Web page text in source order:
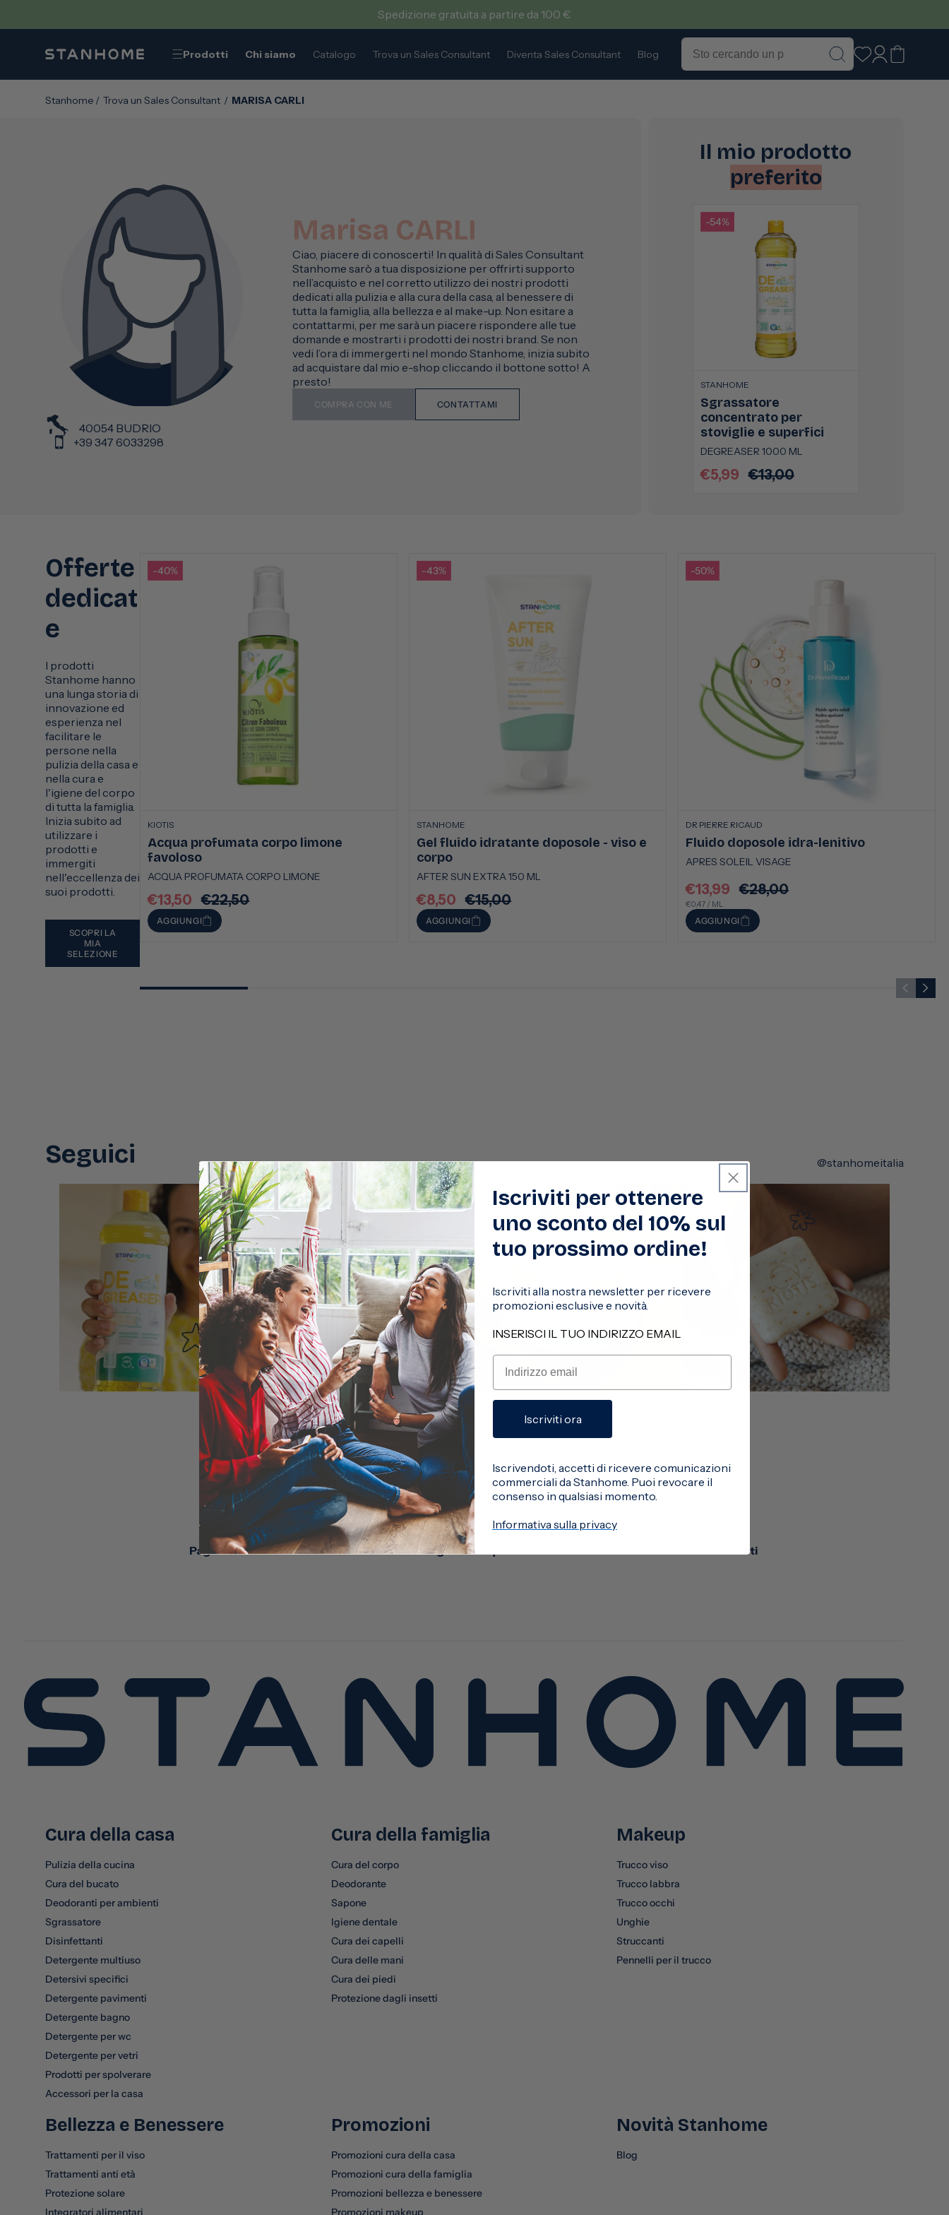
Spedizione gratuita a partire da 100 €
Prodotti Chi siamo Catalogo Trova un Sales Consultant Diventa Sales Consultant Blog Accedi
Carrello
Stanhome / Trova un Sales Consultant / MARISA CARLI
40054 BUDRIO
+39 347 6033298
Marisa CARLI
Ciao, piacere di conoscerti! In qualità di Sales Consultant
Stanhome sarò a tua disposizione per offrirti supporto
nell’acquisto e nel corretto utilizzo dei nostri prodotti
dedicati alla pulizia e alla cura della casa, al benessere di
tutta la famiglia, alla bellezza e al make-up. Non esitare a
contattarmi, per me sarà un piacere rispondere alle tue
domande e mostrarti i prodotti dei nostri brand. Se non
vedi l’ora di immergerti nel mondo Stanhome, inizia subito
ad acquistare dal mio e-shop cliccando il bottone sotto! A
presto!
COMPRA CON ME CONTATTAMI
Il mio prodotto
preferito
-54%
STANHOME
Sgrassatore
concentrato per
stoviglie e superfici
DEGREASER 1000 ML
Prezzo
€5,99
Prezzo
€13,00
Offerte
dedicat
e
I prodotti
Stanhome hanno
una lunga storia di
innovazione ed
esperienza nel
facilitare le
persone nella
pulizia della casa e
nella cura e
l'igiene del corpo
di tutta la famiglia.
Inizia subito ad
utilizzare i
prodotti e
immergiti
nell'eccellenza dei
suoi prodotti.
SCOPRI LA
MIA
SELEZIONE
-40%
KIOTIS
Acqua profumata corpo limone
favoloso
ACQUA PROFUMATA CORPO LIMONE
Prezzo
scontato
€13,50
Prezzo
di
listino
€22,50
AGGIUNGI
-43%
STANHOME
Gel fluido idratante doposole - viso e
corpo
AFTER SUN EXTRA 150 ML
Prezzo
scontato
€8,50
Prezzo
di
listino
€15,00
AGGIUNGI
-50%
DR PIERRE RICAUD
Fluido doposole idra-lenitivo
APRES SOLEIL VISAGE
Prezzo
scontato
€13,99
Prezzo
di
listino
€28,00
PREZZO
UNITARIO
€0,47 / PER
ML
AGGIUNGI
Seguici @stanhomeitalia
Pagamento sicuro Consegna ovunque in Italia Assistenza clienti
Cura della casa
Pulizia della cucina
Cura del bucato
Deodoranti per ambienti
Sgrassatore
Disinfettanti
Detergente multiuso
Detersivi specifici
Detergente pavimenti
Detergente bagno
Detergente per wc
Detergente per vetri
Prodotti per spolverare
Accessori per la casa
Cura della famiglia
Cura del corpo
Deodorante
Sapone
Igiene dentale
Cura dei capelli
Cura delle mani
Cura dei piedi
Protezione dagli insetti
Makeup
Trucco viso
Trucco labbra
Trucco occhi
Unghie
Struccanti
Pennelli per il trucco
Bellezza e Benessere
Trattamenti per il viso
Trattamenti anti età
Protezione solare
Integratori alimentari
Promozioni
Promozioni cura della casa
Promozioni cura della famiglia
Promozioni bellezza e benessere
Promozioni makeup
Novità Stanhome
Blog
Iscriviti per ottenere
uno sconto del 10% sul
tuo prossimo ordine!
Iscriviti alla nostra newsletter per ricevere
promozioni esclusive e novità.
INSERISCI IL TUO INDIRIZZO EMAIL
Iscriviti ora
Iscrivendoti, accetti di ricevere comunicazioni
commerciali da Stanhome. Puoi revocare il
consenso in qualsiasi momento.
Informativa sulla privacy